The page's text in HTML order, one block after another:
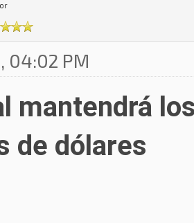
04:02 PM
mantendrá
de dólares